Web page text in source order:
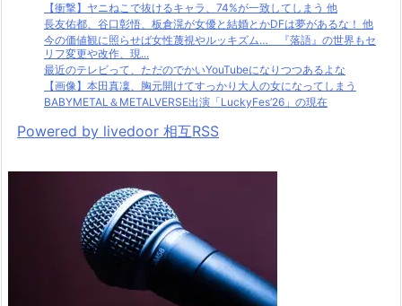
【衝撃】ヤニねこで抜けるキャラ、74%が一致してしまう 他
長友佑都、谷口彰悟、板倉滉が女優と結婚とかDFは夢があるな！ 他
今の価値観に照らせば女性蔑視やルッキズム… 『落語』の世界もセ
リフ変更や改作、現...
最近のテレビって、ただのでかいYouTubeになりつつあるよな
【画像】本田真凜、胸元開けてすっかり大人の女になってしまう
BABYMETAL＆METALVERSE出演「LuckyFes’26」の現在
Powered by livedoor 相互RSS